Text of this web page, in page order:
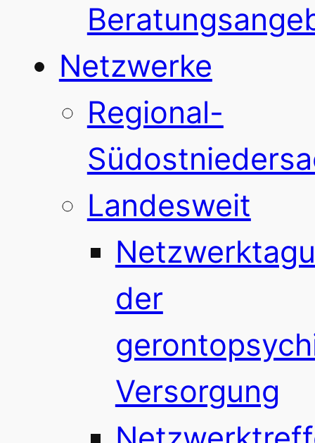
Netzwerke
Regional-
Landesweit
der
Versorgung